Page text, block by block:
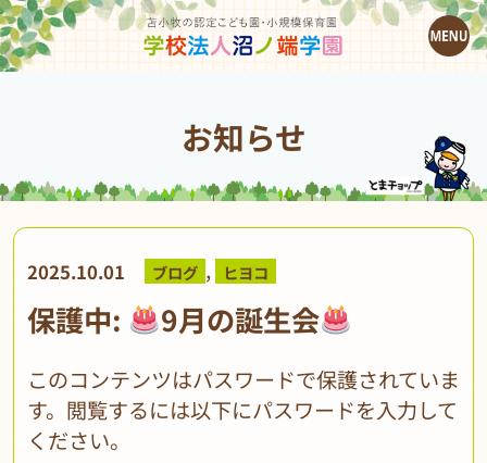
お知らせ
2025.10.01 ブログ , ヒヨコ
保護中: 9月の誕生会
このコンテンツはパスワードで保護されていま
す。閲覧するには以下にパスワードを入力して
ください。